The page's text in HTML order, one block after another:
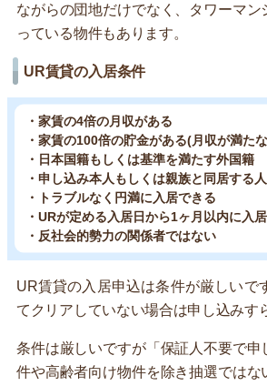
ながらの団地だけでなく、タワーマン
っている物件もあります。
UR賃貸の入居条件
・家賃の4倍の月収がある
・家賃の100倍の貯金がある(月収が満た
・日本国籍もしくは基準を満たす外国籍
・申し込み本人もしくは親族と同居する人
・トラブルなく円満に入居できる
・URが定める入居日から1ヶ月以内に入
・反社会的勢力の関係者ではない
UR賃貸の入居申込は条件が厳しいで
てクリアしていない場合は申し込みす
条件は厳しいですが「保証人不要で申
件や高齢者向け物件を除き抽選ではな